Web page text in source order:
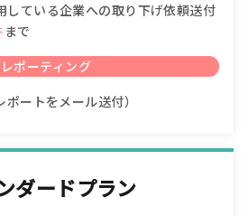
している企業への取り下げ依頼送付
まで
レポーティング
ポートをメール送付）
ダードプラン